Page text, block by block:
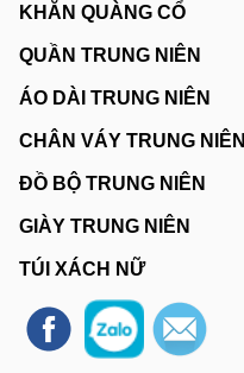
KHĂN QUÀNG CỔ
QUẦN TRUNG NIÊN
ÁO DÀI TRUNG NIÊN
CHÂN VÁY TRUNG NIÊN
ĐỒ BỘ TRUNG NIÊN
GIÀY TRUNG NIÊN
TÚI XÁCH NỮ